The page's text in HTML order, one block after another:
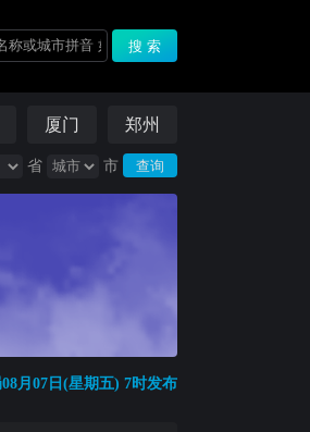
厦门 郑州
省 市
月07日(星期五) 7时发布